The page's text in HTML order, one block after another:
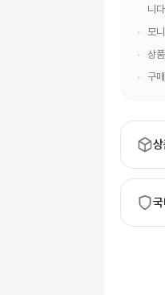
니
모
상
구
브
모